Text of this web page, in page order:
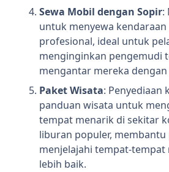
Sewa Mobil dengan Sopir:
untuk menyewa
profesional, ideal untuk
menginginkan pengemudi
mengantar mereka
Paket Wisata: Penyediaan
panduan wisata untuk
tempat menarik di sekitar
liburan populer, membantu
menjelajahi tempat-tempat
lebih baik.